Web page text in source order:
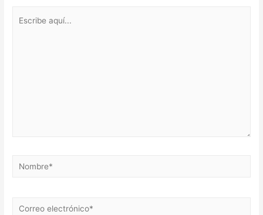
Nombre*
Correo